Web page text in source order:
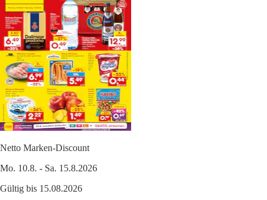
Netto Marken-Discount
Mo. 10.8. - Sa. 15.8.2026
Gültig bis 15.08.2026